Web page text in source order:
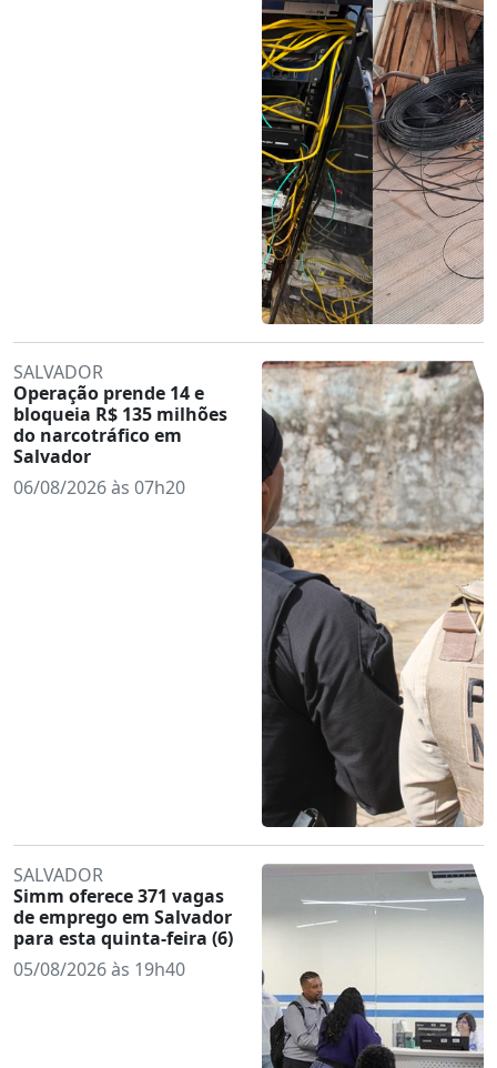
SALVADOR
Operação prende 14 e
bloqueia R$ 135 milhões
do narcotráfico em
Salvador
06/08/2026 às 07h20
SALVADOR
Simm oferece 371 vagas
de emprego em Salvador
para esta quinta-feira (6)
05/08/2026 às 19h40